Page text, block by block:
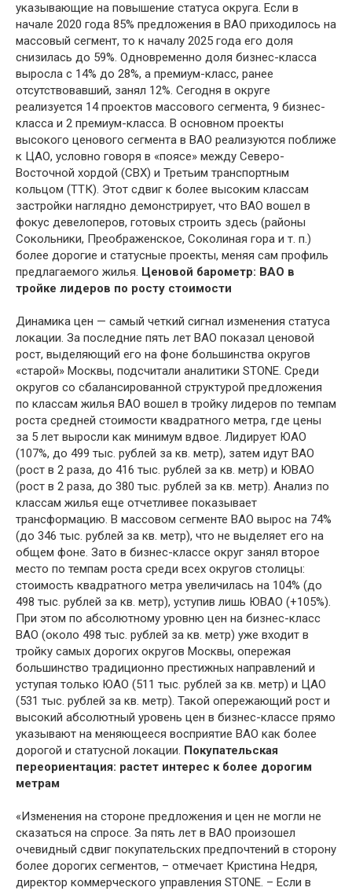
указывающие на повышение статуса округа. Если в
начале 2020 года 85% предложения в ВАО приходилось на
массовый сегмент, то к началу 2025 года его доля
снизилась до 59%. Одновременно доля бизнес-класса
выросла с 14% до 28%, а премиум-класс, ранее
отсутствовавший, занял 12%. Сегодня в округе
реализуется 14 проектов массового сегмента, 9 бизнес-
класса и 2 премиум-класса. В основном проекты
высокого ценового сегмента в ВАО реализуются поближе
к ЦАО, условно говоря в «поясе» между Северо-
Восточной хордой (СВХ) и Третьим транспортным
кольцом (ТТК). Этот сдвиг к более высоким классам
застройки наглядно демонстрирует, что ВАО вошел в
фокус девелоперов, готовых строить здесь (районы
Сокольники, Преображенское, Соколиная гора и т. п.)
более дорогие и статусные проекты, меняя сам профиль
предлагаемого жилья. Ценовой барометр: ВАО в
тройке лидеров по росту стоимости
Динамика цен — самый четкий сигнал изменения статуса
локации. За последние пять лет ВАО показал ценовой
рост, выделяющий его на фоне большинства округов
«старой» Москвы, подсчитали аналитики STONE. Среди
округов со сбалансированной структурой предложения
по классам жилья ВАО вошел в тройку лидеров по темпам
роста средней стоимости квадратного метра, где цены
за 5 лет выросли как минимум вдвое. Лидирует ЮАО
(107%, до 499 тыс. рублей за кв. метр), затем идут ВАО
(рост в 2 раза, до 416 тыс. рублей за кв. метр) и ЮВАО
(рост в 2 раза, до 380 тыс. рублей за кв. метр). Анализ по
классам жилья еще отчетливее показывает
трансформацию. В массовом сегменте ВАО вырос на 74%
(до 346 тыс. рублей за кв. метр), что не выделяет его на
общем фоне. Зато в бизнес-классе округ занял второе
место по темпам роста среди всех округов столицы:
стоимость квадратного метра увеличилась на 104% (до
498 тыс. рублей за кв. метр), уступив лишь ЮВАО (+105%).
При этом по абсолютному уровню цен на бизнес-класс
ВАО (около 498 тыс. рублей за кв. метр) уже входит в
тройку самых дорогих округов Москвы, опережая
большинство традиционно престижных направлений и
уступая только ЮАО (511 тыс. рублей за кв. метр) и ЦАО
(531 тыс. рублей за кв. метр). Такой опережающий рост и
высокий абсолютный уровень цен в бизнес-классе прямо
указывают на меняющееся восприятие ВАО как более
дорогой и статусной локации. Покупательская
переориентация: растет интерес к более дорогим
метрам
«Изменения на стороне предложения и цен не могли не
сказаться на спросе. За пять лет в ВАО произошел
очевидный сдвиг покупательских предпочтений в сторону
более дорогих сегментов, – отмечает Кристина Недря,
директор коммерческого управления STONE. – Если в